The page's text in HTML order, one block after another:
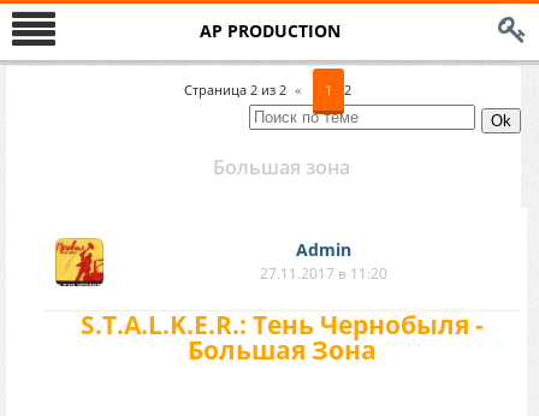
AP PRODUCTION
Страница 2 из 2 « 1 2
Большая зона
Аdmin
27.11.2017 в 11:20
S.T.A.L.K.E.R.: Тень Чернобыля -
Большая Зона